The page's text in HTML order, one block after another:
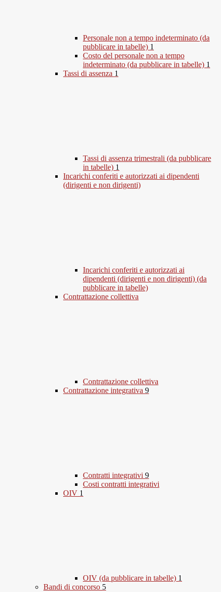
Personale non a tempo indeterminato (da
pubblicare in tabelle) 1
Costo del personale non a tempo
indeterminato (da pubblicare in tabelle) 1
Tassi di assenza 1
Tassi di assenza trimestrali (da pubblicare
in tabelle) 1
Incarichi conferiti e autorizzati ai dipendenti
(dirigenti e non dirigenti)
Incarichi conferiti e autorizzati ai
dipendenti (dirigenti e non dirigenti) (da
pubblicare in tabelle)
Contrattazione collettiva
Contrattazione collettiva
Contrattazione integrativa 9
Contratti integrativi 9
Costi contratti integrativi
OIV 1
OIV (da pubblicare in tabelle) 1
Bandi di concorso 5